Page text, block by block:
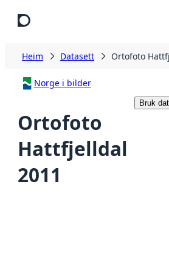
Heim Datasett Ortofoto
Norge i bilder
Ortofoto
Hattfjelldal
2011
Bruk